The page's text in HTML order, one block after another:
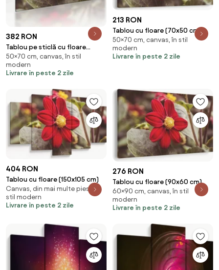
382 RON
Tablou pe sticlă cu floare
(70x50 cm)
50×70 cm, canvas, în stil
modern
Livrare în peste 2 zile
213 RON
Tablou cu floare (70x50 cm)
50×70 cm, canvas, în stil
modern
Livrare în peste 2 zile
404 RON
Tablou cu floare (150x105 cm)
Canvas, din mai multe piese, în
stil modern
Livrare în peste 2 zile
276 RON
Tablou cu floare (90x60 cm)
60×90 cm, canvas, în stil
modern
Livrare în peste 2 zile